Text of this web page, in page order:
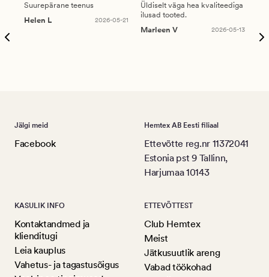
Suurepärane teenus
Helen L
2026-05-21
Üldiselt väga hea kvaliteediga
ilusad tooted.
Marleen V
2026-05-13
Jälgi meid
Facebook
Hemtex AB Eesti filiaal
Ettevõtte reg.nr 11372041
Estonia pst 9 Tallinn,
Harjumaa 10143
KASULIK INFO
Kontaktandmed ja
klienditugi
Leia kauplus
Vahetus- ja tagastusõigus
ETTEVÕTTEST
Club Hemtex
Meist
Jätkusuutlik areng
Vabad töökohad